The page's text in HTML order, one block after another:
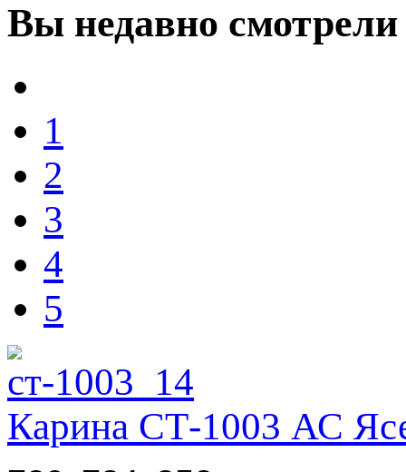
Вы недавно смотрели
1
2
3
4
5
Карина СТ-1003 АС